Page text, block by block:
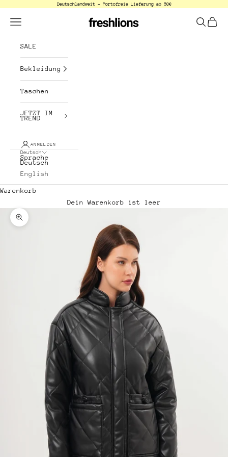
Zum Inhalt springenDeutschlandweit - Portofreie Lieferung ab 50€
freshlions
Menü Suchen
SALE
Bekleidung
Taschen
JETZT IM
TREND
ANMELDEN
Deutsch
Sprache
Deutsch
English
Warenkorb
Dein Warenkorb ist leer
Bild vergrößern